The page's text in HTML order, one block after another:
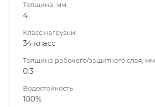
Толщина, мм
4
Класс нагрузки:
34 класс
Толщина рабочего/защитного слоя, мм
0.3
Водостойкость
100%